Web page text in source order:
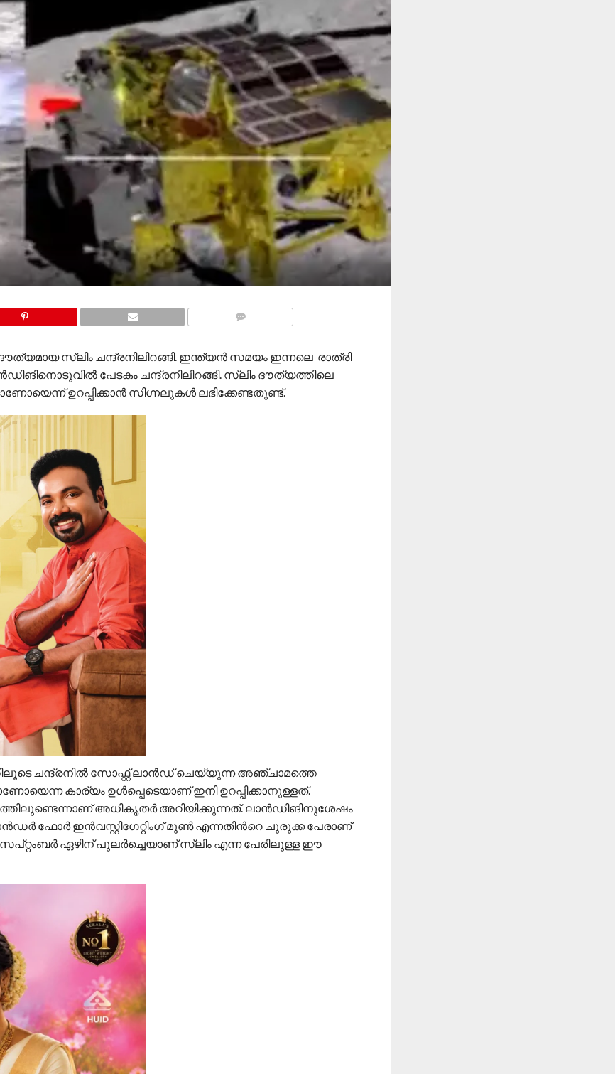
സ്ലിം ചന്ദ്രനിലിറങ്ങി. ഇന്ത്യന്‍ സമയം ഇന്നലെ രാത്രി
പേടകം ചന്ദ്രനിലിറങ്ങി. സ്ലിം ദൗത്യത്തിലെ
ഉറപ്പിക്കാന്‍ സിഗ്നലുകള്‍ ലഭിക്കേണ്ടതുണ്ട്.
ചന്ദ്രനില്‍ സോഫ്റ്റ് ലാന്‍ഡ് ചെയ്യുന്ന അഞ്ചാമത്തെ
കാര്യം ഉള്‍പ്പെടെയാണ് ഇനി ഉറപ്പിക്കാനുള്ളത്.
അധികൃതര്‍ അറിയിക്കുന്നത്. ലാന്‍ഡിങിനുശേഷം
ലാൻഡർ ഫോർ ഇൻവസ്റ്റിഗേറ്റിംഗ് മൂൺ എന്നതിന്‍റെ ചുരുക്ക പേരാണ്
ഏഴിന് പുലര്‍ച്ചെയാണ് സ്ലിം എന്ന പേരിലുള്ള ഈ